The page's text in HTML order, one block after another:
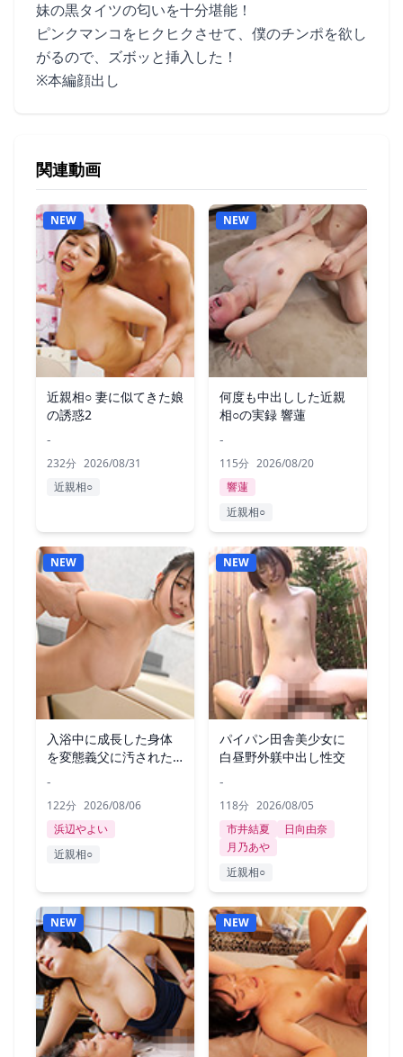
妹の黒タイツの匂いを十分堪能！
ピンクマンコをヒクヒクさせて、僕のチンポを欲し
がるので、ズボッと挿入した！
※本編顔出し
関連動画
NEW
近親相○ 妻に似てきた娘
の誘惑2
-
232分 2026/08/31
近親相○
NEW
何度も中出しした近親
相○の実録 響蓮
-
115分 2026/08/20
響蓮
近親相○
NEW
入浴中に成長した身体
を変態義父に汚された
-
122分 2026/08/06
浜辺やよい
近親相○
NEW
パイパン田舎美少女に
白昼野外躾中出し性交
-
118分 2026/08/05
市井結夏
日向由奈
月乃あや
近親相○
NEW NEW